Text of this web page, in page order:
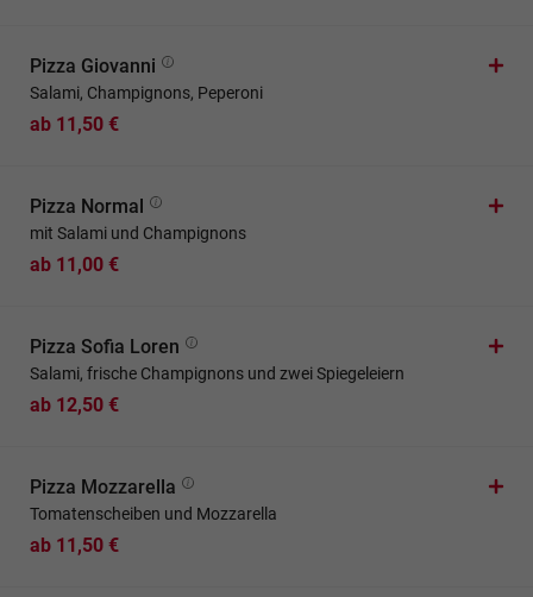
Pizza Giovanni
Salami, Champignons, Peperoni
ab 11,50 €
Pizza Normal
mit Salami und Champignons
ab 11,00 €
Pizza Sofia Loren
Salami, frische Champignons und zwei Spiegeleiern
ab 12,50 €
Pizza Mozzarella
Tomatenscheiben und Mozzarella
ab 11,50 €